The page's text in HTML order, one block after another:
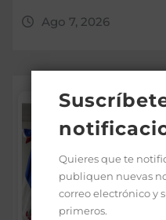
Ago 7, 2026
Quieres que te
publiquen nuevas
correo electrónico y
primeros.